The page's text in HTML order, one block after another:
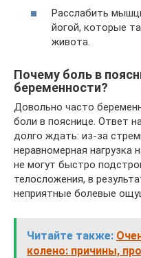
Расслабить
йогой, которые
живота.
Почему боль в
беременности?
Довольно часто
боли в пояснице. Ответ
долго ждать: из-за
неравномерная
не могут быстро
телосложения, в
неприятные болевые
Читайте также:
колено: причины,